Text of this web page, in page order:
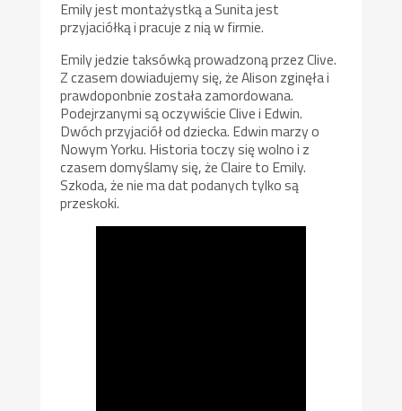
Emily jest montażystką a Sunita jest
przyjaciółką i pracuje z nią w firmie.
Emily jedzie taksówką prowadzoną przez Clive.
Z czasem dowiadujemy się, że Alison zginęła i
prawdoponbnie została zamordowana.
Podejrzanymi są oczywiście Clive i Edwin.
Dwóch przyjaciół od dziecka. Edwin marzy o
Nowym Yorku. Historia toczy się wolno i z
czasem domyślamy się, że Claire to Emily.
Szkoda, że nie ma dat podanych tylko są
przeskoki.